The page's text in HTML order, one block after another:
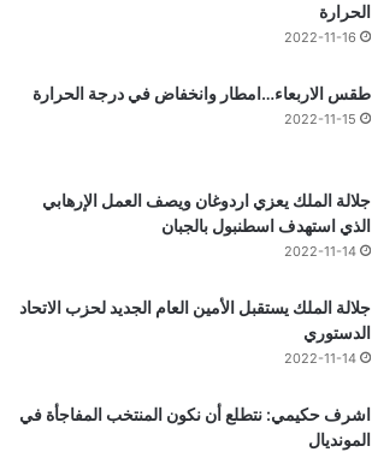
الحرارة
2022-11-16
طقس الاربعاء…امطار وانخفاض في درجة الحرارة
2022-11-15
جلالة الملك يعزي اردوغان ويصف العمل الإرهابي
الذي استهدف اسطنبول بالجبان
2022-11-14
جلالة الملك يستقبل الأمين العام الجديد لحزب الاتحاد
الدستوري
2022-11-14
اشرف حكيمي: نتطلع أن نكون المنتخب المفاجأة في
المونديال